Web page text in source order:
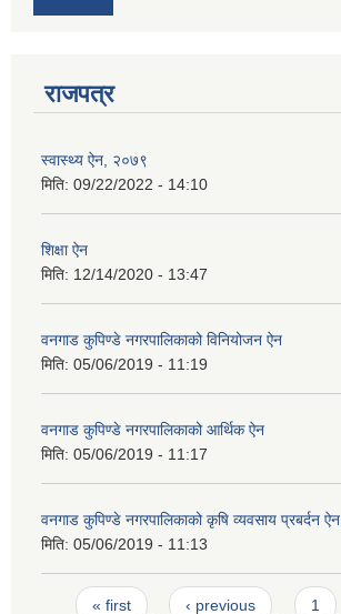
राजपत्र
स्वास्थ्य ऐन, २०७९
मिति: 09/22/2022 - 14:10
शिक्षा ऐन
मिति: 12/14/2020 - 13:47
वनगाड कुपिण्डे नगरपालिकाको विनियोजन ऐन
मिति: 05/06/2019 - 11:19
वनगाड कुपिण्डे नगरपालिकाको आर्थिक ऐन
मिति: 05/06/2019 - 11:17
वनगाड कुपिण्डे नगरपालिकाको कृषि व्यवसाय प्रबर्दन ऐन
मिति: 05/06/2019 - 11:13
Pages
« first ‹ previous 1